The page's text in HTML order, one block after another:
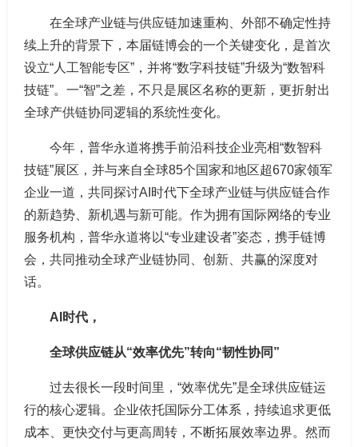
在全球产业链与供应链加速重构、外部不确定性持
续上升的背景下，本届链博会的一个关键变化，是首次
设立“人工智能专区”，并将“数字科技链”升级为“数智科
技链”。一“智”之差，不只是展区名称的更新，更折射出
全球产供链协同逻辑的系统性变化。
今年，普华永道将携手前沿科技企业亮相“数智科
技链”展区，并与来自全球85个国家和地区超670家领军
企业一道，共同探讨AI时代下全球产业链与供应链合作
的新趋势、新机遇与新可能。作为拥有国际网络的专业
服务机构，普华永道将以“专业建设者”姿态，携手链博
会，共同推动全球产业链协同、创新、共赢的深度对
话。
AI时代，
全球供应链从“效率优先”转向“韧性协同”
过去很长一段时间里，“效率优先”是全球供应链运
行的核心逻辑。企业依托国际分工体系，持续追求更低
成本、更快交付与更高周转，不断拓展效率边界。然而